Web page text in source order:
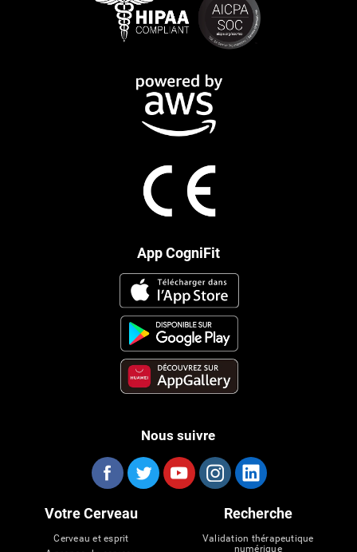
App CogniFit
Nous suivre
Votre Cerveau
Cerveau et esprit
Recherche
Validation thérapeutique
numérique